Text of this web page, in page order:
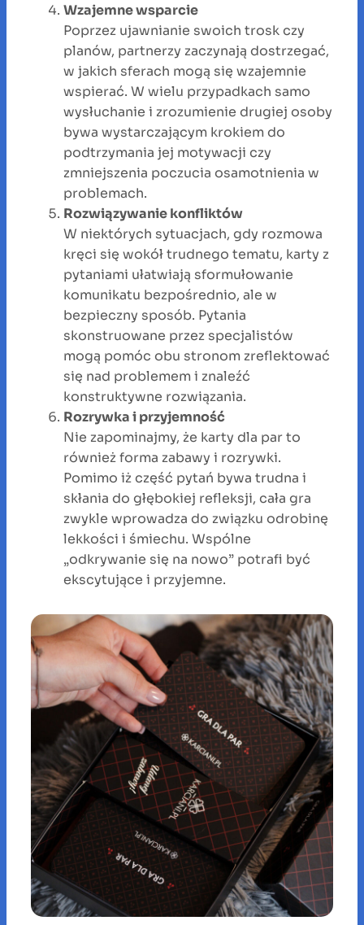
Wzajemne wsparcie
Poprzez ujawnianie swoich trosk czy
planów, partnerzy zaczynają dostrzegać,
w jakich sferach mogą się wzajemnie
wspierać. W wielu przypadkach samo
wysłuchanie i zrozumienie drugiej osoby
bywa wystarczającym krokiem do
podtrzymania jej motywacji czy
zmniejszenia poczucia osamotnienia w
problemach.
Rozwiązywanie konfliktów
W niektórych sytuacjach, gdy rozmowa
kręci się wokół trudnego tematu, karty z
pytaniami ułatwiają sformułowanie
komunikatu bezpośrednio, ale w
bezpieczny sposób. Pytania
skonstruowane przez specjalistów
mogą pomóc obu stronom zreflektować
się nad problemem i znaleźć
konstruktywne rozwiązania.
Rozrywka i przyjemność
Nie zapominajmy, że karty dla par to
również forma zabawy i rozrywki.
Pomimo iż część pytań bywa trudna i
skłania do głębokiej refleksji, cała gra
zwykle wprowadza do związku odrobinę
lekkości i śmiechu. Wspólne
„odkrywanie się na nowo” potrafi być
ekscytujące i przyjemne.